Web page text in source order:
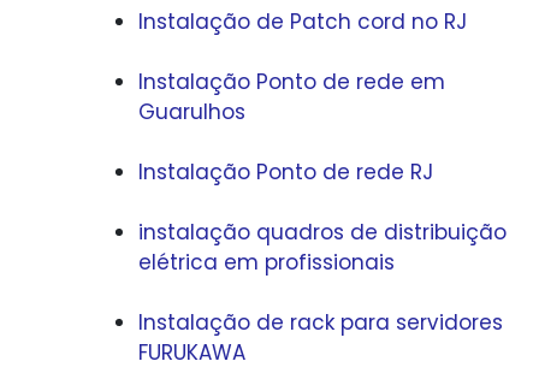
Instalação de Patch cord no RJ
Instalação Ponto de rede em
Guarulhos
Instalação Ponto de rede RJ
instalação quadros de distribuição
elétrica em profissionais
Instalação de rack para servidores
FURUKAWA